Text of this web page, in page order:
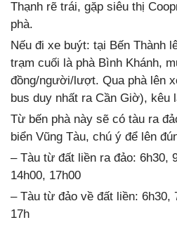
Thạnh rẽ trái, gặp siêu thị
phà.
Nếu đi xe buýt: tại Bến Thành
trạm cuối là phà Bình Khánh,
đồng/người/lượt. Qua phà lên
bus duy nhất ra Cần Giờ), kêu
Từ bến phà này sẽ có tàu ra
biển Vũng Tàu, chú ý để lên
– Tàu từ đất liền ra đảo: 6h30,
14h00, 17h00
– Tàu từ đảo về đất liền: 6h30,
17h